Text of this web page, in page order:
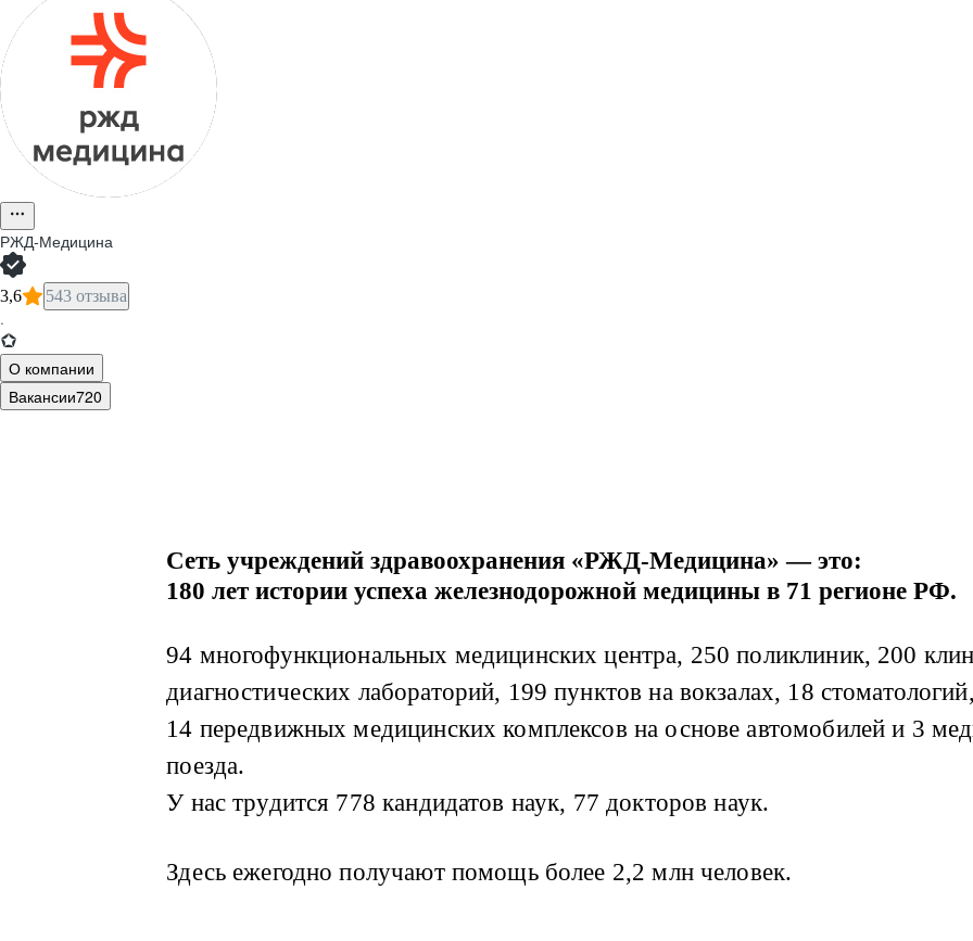
РЖД-Медицина
3,6 543 отзыва
·
О компании
Вакансии720
Сеть учреждений здравоохранения «РЖД-Медицина» — это:
180 лет истории успеха железнодорожной медицины в 71 регионе РФ.
94 многофункциональных медицинских центра, 250 поликлиник, 200
диагностических лабораторий, 199 пунктов на вокзалах, 18
14 передвижных медицинских комплексов на основе автомобилей и 3
поезда.
У нас трудится 778 кандидатов наук, 77 докторов наук.
Здесь ежегодно получают помощь более 2,2 млн человек.